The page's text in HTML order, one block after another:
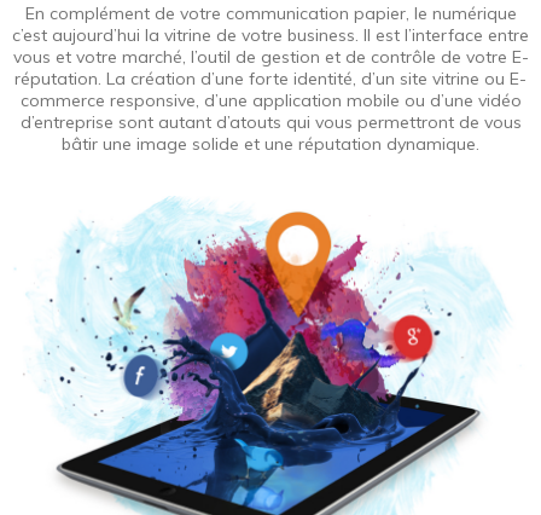
En complément de votre communication papier, le numérique
c’est aujourd’hui la vitrine de votre business. Il est l’interface entre
vous et votre marché, l’outil de gestion et de contrôle de votre E-
réputation. La création d’une forte identité, d’un site vitrine ou E-
commerce responsive, d’une application mobile ou d’une vidéo
d’entreprise sont autant d’atouts qui vous permettront de vous
bâtir une image solide et une réputation dynamique.